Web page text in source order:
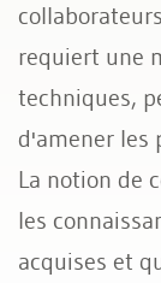
requiert une
techniques,
d'amener les
La notion de
les
acquises et